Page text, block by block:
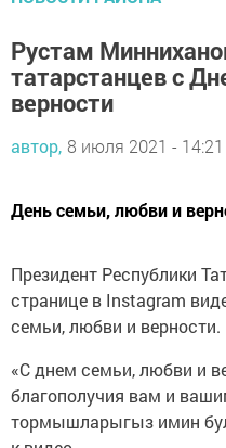
Рустам
татарстанцев с
верности
странице в Instagram
семьи, любви и верности.
благополучия вам и
тормышларыгыз имин
к видео.